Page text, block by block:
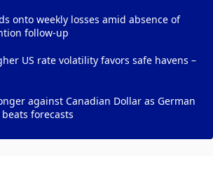
onto weekly losses amid absence of
follow-up
US rate volatility favors safe havens –
against Canadian Dollar as German
forecasts